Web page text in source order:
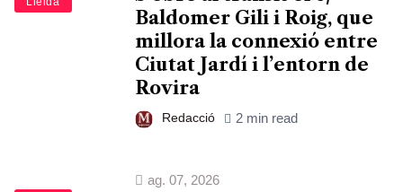
Baldomer Gili i Roig, que
millora la connexió entre
Ciutat Jardí i l’entorn de
Rovira
Redacció 2 min read
ag. 07, 2026